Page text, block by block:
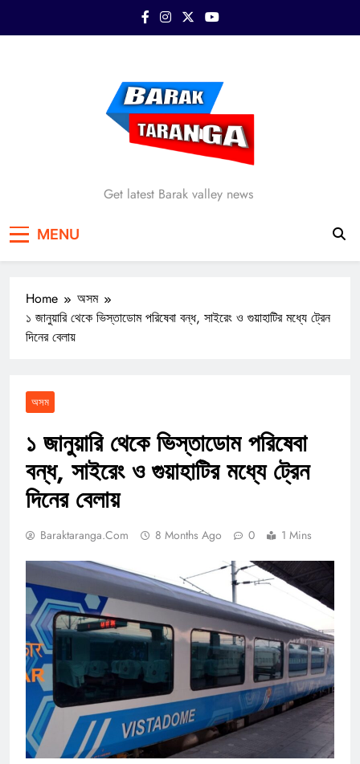
Barak Taranga
Get latest Barak valley news
MENU
Home
অসম
১ জানুয়ারি থেকে ভিস্তাডোম পরিষেবা বন্ধ, সাইরেং ও গুয়াহাটির মধ্যে ট্রেন
দিনের বেলায়
অসম
১ জানুয়ারি থেকে ভিস্তাডোম পরিষেবা
বন্ধ, সাইরেং ও গুয়াহাটির মধ্যে ট্রেন
দিনের বেলায়
Baraktaranga.com 8 Months Ago 0 1 Mins